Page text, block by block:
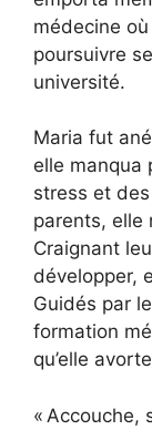
médecine
poursuivre
université.
Maria fut
elle manqua
stress et
parents, elle
Craignant
développer,
Guidés par
formation
qu’elle
« Accouche,